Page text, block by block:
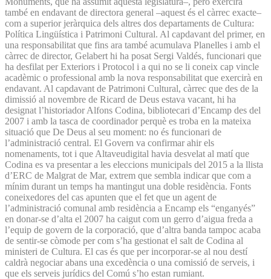
també en endavant de directora general –aquest és el càrrec exacte–
com a superior jeràrquica dels altres dos departaments de Cultura:
Política Lingüística i Patrimoni Cultural. Al capdavant del primer, en
una responsabilitat que fins ara també acumulava Planelles i amb el
càrrec de director, Gelabert hi ha posat Sergi Valdés, funcionari que
ha desfilat per Exteriors i Protocol i a qui no se li coneix cap vincle
acadèmic o professional amb la nova responsabilitat que exercirà en
endavant. Al capdavant de Patrimoni Cultural, càrrec que des de la
dimissió al novembre de Ricard de Deus estava vacant, hi ha
designat l’historiador Alfons Codina, bibliotecari d’Encamp des del
2007 i amb la tasca de coordinador perquè es troba en la mateixa
situació que De Deus al seu moment: no és funcionari de
l’administració central. El Govern va confirmar ahir els
nomenaments, tot i que Altaveudigital havia desvelat al matí que
Codina es va presentar a les eleccions municipals del 2015 a la llista
d’ERC de Malgrat de Mar, extrem que sembla indicar que com a
mínim durant un temps ha mantingut una doble residència. Fonts
coneixedores del cas apunten que el fet que un agent de
l’administració comunal amb residència a Encamp els “enganyés”
en donar-se d’alta el 2007 ha caigut com un gerro d’aigua freda a
l’equip de govern de la corporació, que d’altra banda tampoc acaba
de sentir-se còmode per com s’ha gestionat el salt de Codina al
ministeri de Cultura. El cas és que per incorporar-se al nou destí
caldrà negociar abans una excedència o una comissió de serveis, i
que els serveis jurídics del Comú s’ho estan rumiant.